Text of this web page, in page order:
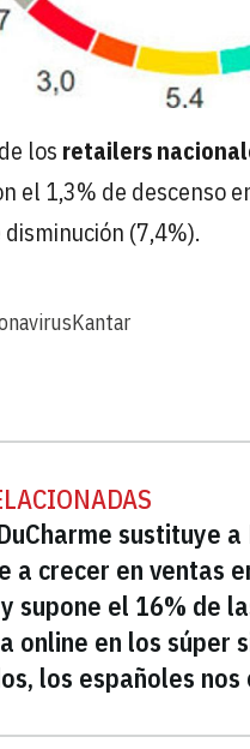
los retailers
el 1,3% de descenso
(7,4%).
Kantar
sustituye
a crecer en ventas
supone el 16% de
online en los súper
los españoles